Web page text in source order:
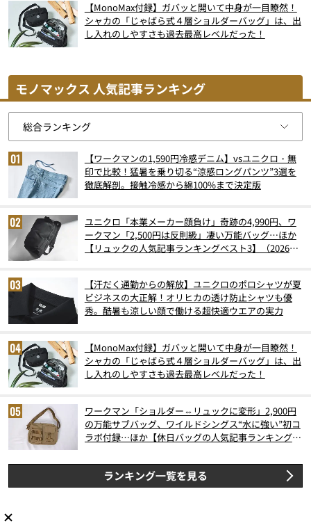
【MonoMax付録】ガバッと開いて中身が一目瞭然！
シャカの「じゃばら式４層ショルダーバッグ」は、出
し入れのしやすさも過去最高レベルだった！
モノマックス 人気記事ランキング
【ワークマンの1,590円冷感デニム】vsユニクロ・無
印で比較！猛暑を乗り切る“涼感ロングパンツ”3選を
徹底解剖。接触冷感から綿100%まで決定版
ユニクロ「本業メーカー顔負け」奇跡の4,990円、ワ
ークマン「2,500円は反則級」凄い万能バッグ…ほか
【リュックの人気記事ランキングベスト3】（2026年
【汗だく通勤からの解放】ユニクロのポロシャツが夏
ビジネスの大正解！オリヒカの透け防止シャツも優
秀。酷暑も涼しい顔で働ける超快適ウエアの実力
【MonoMax付録】ガバッと開いて中身が一目瞭然！
シャカの「じゃばら式４層ショルダーバッグ」は、出
し入れのしやすさも過去最高レベルだった！
ワークマン「ショルダー⇔リュックに変形」2,900円
の万能サブバッグ、ワイルドシングス“水に強い”初コ
ラボ付録…ほか【休日バッグの人気記事ランキングベ
ランキング一覧を見る